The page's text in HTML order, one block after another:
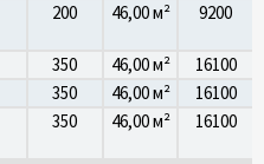
200 46,00 м² 9200
350 46,00 м²
16100
350 46,00 м²
16100
350 46,00 м² 16100